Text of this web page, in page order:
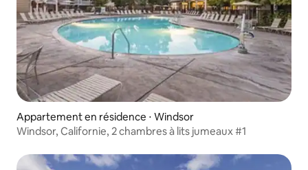
Appartement en résidence ⋅ Windsor
Windsor, Californie, 2 chambres à lits jumeaux #1